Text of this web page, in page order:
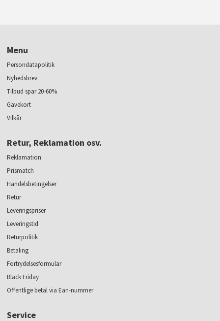
Menu
Persondatapolitik
Nyhedsbrev
Tilbud spar 20-60%
Gavekort
Vilkår
Retur, Reklamation osv.
Reklamation
Prismatch
Handelsbetingelser
Retur
Leveringspriser
Leveringstid
Returpolitik
Betaling
Fortrydelsesformular
Black Friday
Offentlige betal via Ean-nummer
Service